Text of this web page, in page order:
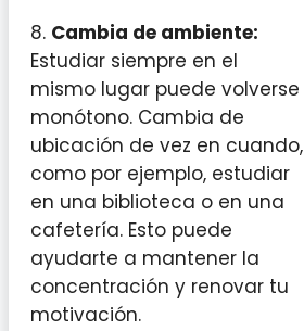
8. Cambia de ambiente:
Estudiar siempre en el
mismo lugar puede volverse
monótono. Cambia de
ubicación de vez en cuando,
como por ejemplo, estudiar
en una biblioteca o en una
cafetería. Esto puede
ayudarte a mantener la
concentración y renovar tu
motivación.